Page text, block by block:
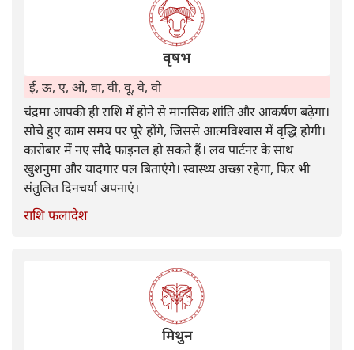
वृषभ
ई, ऊ, ए, ओ, वा, वी, वू, वे, वो
चंद्रमा आपकी ही राशि में होने से मानसिक शांति और आकर्षण बढ़ेगा।
सोचे हुए काम समय पर पूरे होंगे, जिससे आत्मविश्वास में वृद्धि होगी।
कारोबार में नए सौदे फाइनल हो सकते हैं। लव पार्टनर के साथ
खुशनुमा और यादगार पल बिताएंगे। स्वास्थ्य अच्छा रहेगा, फिर भी
संतुलित दिनचर्या अपनाएं।
राशि फलादेश
मिथुन